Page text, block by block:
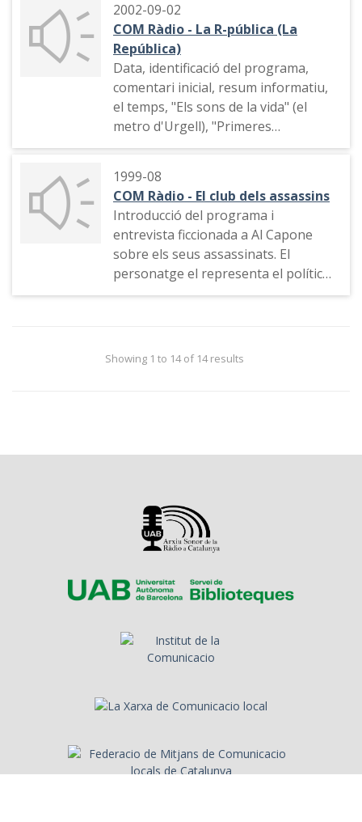
2002-09-02
COM Ràdio - La R-pública (La
República)
Data, identificació del programa,
comentari inicial, resum informatiu,
el temps, "Els sons de la vida" (el
metro d'Urgell), "Primeres
impressions": la sinistralitat laboral,
Pujol
1999-08
COM Ràdio - El club dels assassins
Introducció del programa i
entrevista ficcionada a Al Capone
sobre els seus assassinats. El
personatge el representa el polític
Josep-Lluís Carod Rovira. Careta de
Showing 1 to 14 of 14 results